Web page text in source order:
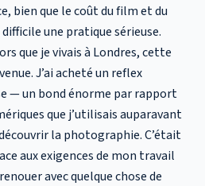
bien que le coût du film et du
une pratique sérieuse.
que je vivais à Londres, cette
J’ai acheté un reflex
— un bond énorme par rapport
que j’utilisais auparavant
la photographie. C’était
aux exigences de mon travail
avec quelque chose de